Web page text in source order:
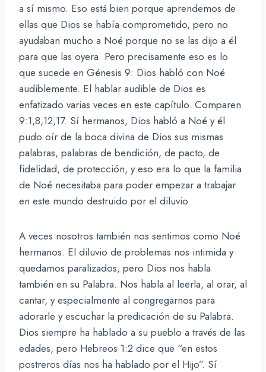
a sí mismo. Eso está bien porque aprendemos de
ellas que Dios se había comprometido, pero no
ayudaban mucho a Noé porque no se las dijo a él
para que las oyera. Pero precisamente eso es lo
que sucede en Génesis 9: Dios habló con Noé
audiblemente. El hablar audible de Dios es
enfatizado varias veces en este capítulo. Comparen
9:1,8,12,17. Sí hermanos, Dios habló a Noé y él
pudo oír de la boca divina de Dios sus mismas
palabras, palabras de bendición, de pacto, de
fidelidad, de protección, y eso era lo que la familia
de Noé necesitaba para poder empezar a trabajar
en este mundo destruido por el diluvio.
A veces nosotros también nos sentimos como Noé
hermanos. El diluvio de problemas nos intimida y
quedamos paralizados, pero Dios nos habla
también en su Palabra. Nos habla al leerla, al orar, al
cantar, y especialmente al congregarnos para
adorarle y escuchar la predicación de su Palabra.
Dios siempre ha hablado a su pueblo a través de las
edades, pero Hebreos 1:2 dice que “en estos
postreros días nos ha hablado por el Hijo”. Sí